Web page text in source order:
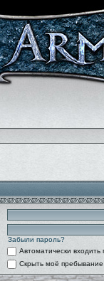
Забыли пароль?
Автоматически
Скрыть моё